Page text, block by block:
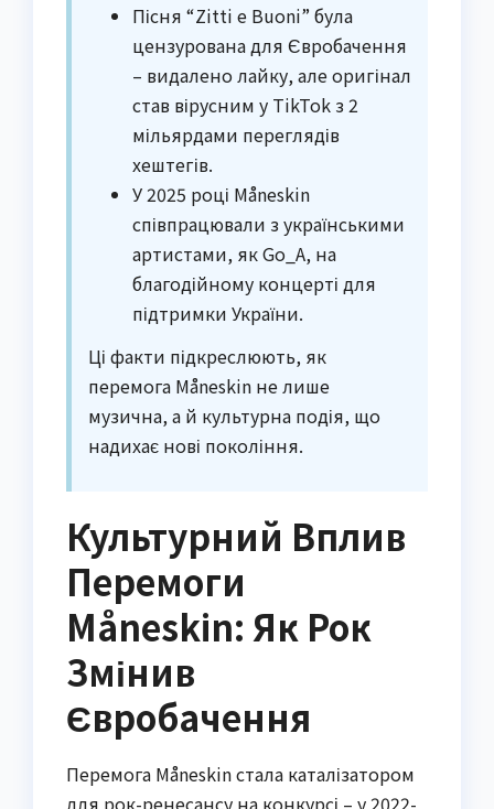
Пісня “Zitti e Buoni” була
цензурована для Євробачення
– видалено лайку, але оригінал
став вірусним у TikTok з 2
мільярдами переглядів
хештегів.
У 2025 році Måneskin
співпрацювали з українськими
артистами, як Go_A, на
благодійному концерті для
підтримки України.
Ці факти підкреслюють, як
перемога Måneskin не лише
музична, а й культурна подія, що
надихає нові покоління.
Культурний Вплив
Перемоги
Måneskin: Як Рок
Змінив
Євробачення
Перемога Måneskin стала каталізатором
для рок-ренесансу на конкурсі – у 2022-